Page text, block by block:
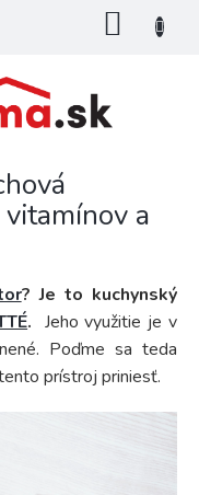
a
? Je to kuchynský
. Jeho využitie je v
Poďme sa teda
prístroj priniesť.